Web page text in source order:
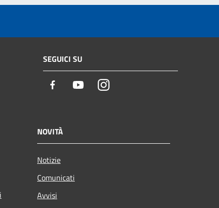
SEGUICI SU
Facebook YoutubeInstagram
NOVITÀ
Notizie
Comunicati
Avvisi